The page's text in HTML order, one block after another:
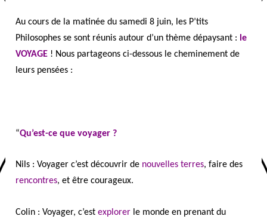
Au cours de la matinée du samedi 8 juin, les P’tits
Philosophes se sont réunis autour d’un thème dépaysant : le
VOYAGE ! Nous partageons ci-dessous le cheminement de
leurs pensées :
“Qu’est-ce que voyager ?
Nils : Voyager c’estdécouvrirde nouvelles terres, faire des
rencontres, et être courageux.
Colin : Voyager, c’estexplorer le monde en prenant du